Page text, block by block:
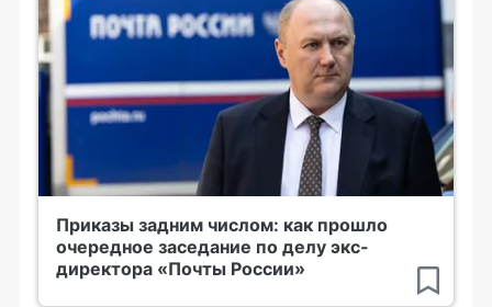
Приказы задним числом: как прошло
очередное заседание по делу экс-
директора «Почты России»